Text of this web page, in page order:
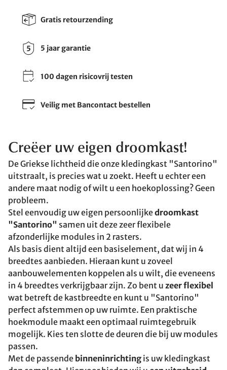
Gratis retourzending
5 jaar garantie
100 dagen risicovrij testen
Veilig met Bancontact bestellen
Creëer uw eigen droomkast!
De Griekse lichtheid die onze kledingkast "Santorino"
uitstraalt, is precies wat u zoekt. Heeft u echter een
andere maat nodig of wilt u een hoekoplossing? Geen
probleem.
Stel eenvoudig uw eigen persoonlijkedroomkast
"Santorino" samen uit deze zeer flexibele
afzonderlijke modules in 2 rasters.
Als basis dient altijd een basiselement, dat wij in 4
breedtes aanbieden. Hieraan kunt u zoveel
aanbouwelementen koppelen als u wilt, die eveneens
in 4 breedtes verkrijgbaar zijn. Zo bent u zeer flexibel
wat betreft de kastbreedte en kunt u "Santorino"
perfect afstemmen op uw ruimte. Een praktische
hoekmodule maakt een optimaal ruimtegebruik
mogelijk. Kies ten slotte de deuren die bij uw modules
passen.
Met de passende binneninrichting is uw kledingkast